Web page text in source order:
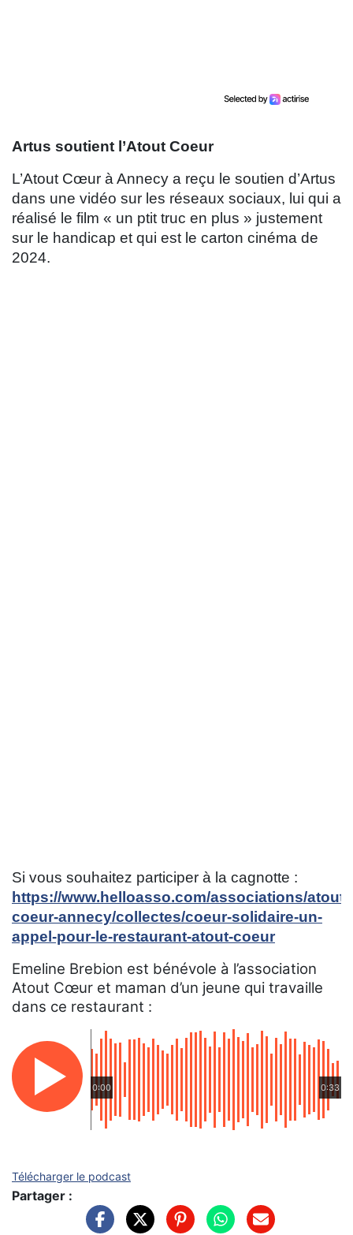
Artus soutient l’Atout Coeur
L’Atout Cœur à Annecy a reçu le soutien d’Artus
dans une vidéo sur les réseaux sociaux, lui qui a
réalisé le film « un ptit truc en plus » justement
sur le handicap et qui est le carton cinéma de
2024.
Si vous souhaitez participer à la cagnotte :
https://www.helloasso.com/associations/atout-
coeur-annecy/collectes/coeur-solidaire-un-
appel-pour-le-restaurant-atout-coeur
Emeline Brebion est bénévole à l’association
Atout Cœur et maman d’un jeune qui travaille
dans ce restaurant :
0:00 0:33
Télécharger le podcast
Partager :